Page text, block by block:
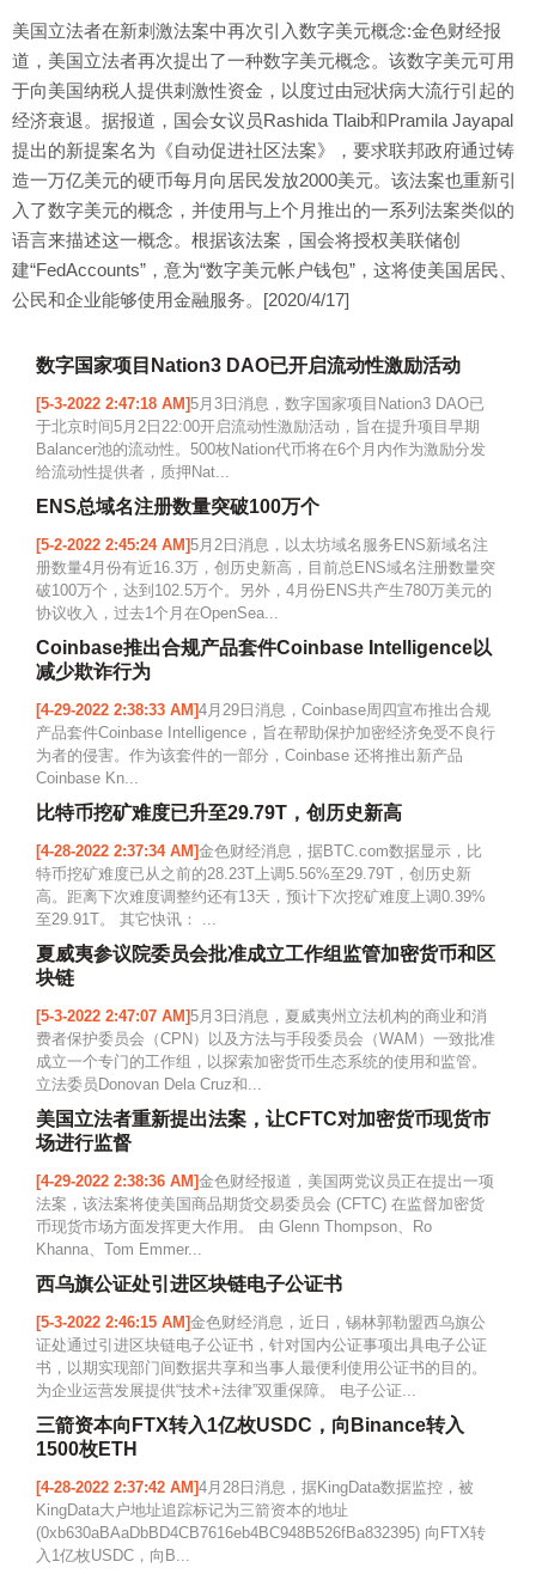
美国立法者在新刺激法案中再次引入数字美元概念:金色财经报
道，美国立法者再次提出了一种数字美元概念。该数字美元可用
于向美国纳税人提供刺激性资金，以度过由冠状病大流行引起的
经济衰退。据报道，国会女议员Rashida Tlaib和Pramila Jayapal
提出的新提案名为《自动促进社区法案》，要求联邦政府通过铸
造一万亿美元的硬币每月向居民发放2000美元。该法案也重新引
入了数字美元的概念，并使用与上个月推出的一系列法案类似的
语言来描述这一概念。根据该法案，国会将授权美联储创
建“FedAccounts”，意为“数字美元帐户钱包”，这将使美国居民、
公民和企业能够使用金融服务。[2020/4/17]
数字国家项目Nation3 DAO已开启流动性激励活动
[5-3-2022 2:47:18 AM]5月3日消息，数字国家项目Nation3 DAO已
于北京时间5月2日22:00开启流动性激励活动，旨在提升项目早期
Balancer池的流动性。500枚Nation代币将在6个月内作为激励分发
给流动性提供者，质押Nat...
ENS总域名注册数量突破100万个
[5-2-2022 2:45:24 AM]5月2日消息，以太坊域名服务ENS新域名注
册数量4月份有近16.3万，创历史新高，目前总ENS域名注册数量突
破100万个，达到102.5万个。另外，4月份ENS共产生780万美元的
协议收入，过去1个月在OpenSea...
Coinbase推出合规产品套件Coinbase Intelligence以
减少欺诈行为
[4-29-2022 2:38:33 AM]4月29日消息，Coinbase周四宣布推出合规
产品套件Coinbase Intelligence，旨在帮助保护加密经济免受不良行
为者的侵害。作为该套件的一部分，Coinbase 还将推出新产品
Coinbase Kn...
比特币挖矿难度已升至29.79T，创历史新高
[4-28-2022 2:37:34 AM]金色财经消息，据BTC.com数据显示，比
特币挖矿难度已从之前的28.23T上调5.56%至29.79T，创历史新
高。距离下次难度调整约还有13天，预计下次挖矿难度上调0.39%
至29.91T。 其它快讯： ...
夏威夷参议院委员会批准成立工作组监管加密货币和区
块链
[5-3-2022 2:47:07 AM]5月3日消息，夏威夷州立法机构的商业和消
费者保护委员会（CPN）以及方法与手段委员会（WAM）一致批准
成立一个专门的工作组，以探索加密货币生态系统的使用和监管。
立法委员Donovan Dela Cruz和...
美国立法者重新提出法案，让CFTC对加密货币现货市
场进行监督
[4-29-2022 2:38:36 AM]金色财经报道，美国两党议员正在提出一项
法案，该法案将使美国商品期货交易委员会 (CFTC) 在监督加密货
币现货市场方面发挥更大作用。 由 Glenn Thompson、Ro
Khanna、Tom Emmer...
西乌旗公证处引进区块链电子公证书
[5-3-2022 2:46:15 AM]金色财经消息，近日，锡林郭勒盟西乌旗公
证处通过引进区块链电子公证书，针对国内公证事项出具电子公证
书，以期实现部门间数据共享和当事人最便利使用公证书的目的。
为企业运营发展提供“技术+法律”双重保障。 电子公证...
三箭资本向FTX转入1亿枚USDC，向Binance转入
1500枚ETH
[4-28-2022 2:37:42 AM]4月28日消息，据KingData数据监控，被
KingData大户地址追踪标记为三箭资本的地址
(0xb630aBAaDbBD4CB7616eb4BC948B526fBa832395) 向FTX转
入1亿枚USDC，向B...